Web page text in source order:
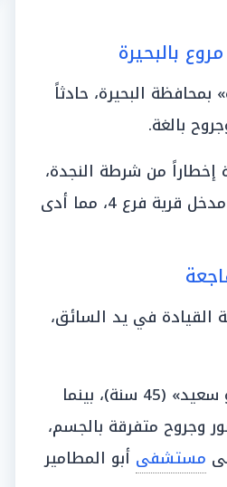
البحيرة، حادثاً
إخطاراً من شرطة النجدة،
يفيد باصطدام سيارة من نوع «تمناية» بسور مبنى أمام مدخل قرية فرع 4، مما أدى
القيادة في يد السائق،
المواطن «إبراهيم علي علي أبو سعيد» (45 سنة)، بينما
وجروح متفرقة بالجسم،
مستشفى أبو المطامير